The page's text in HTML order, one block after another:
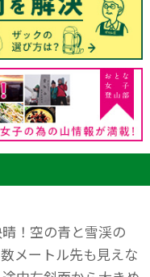
！空の青と雪渓の
メートル先も見えな